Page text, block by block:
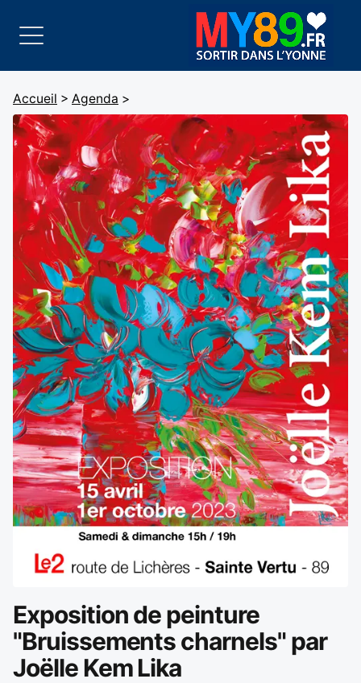
Accueil > Agenda >
Exposition de peinture
"Bruissements charnels" par
Joëlle Kem Lika